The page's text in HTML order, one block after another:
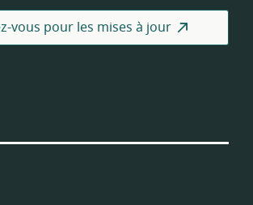
vous pour les mises à jour